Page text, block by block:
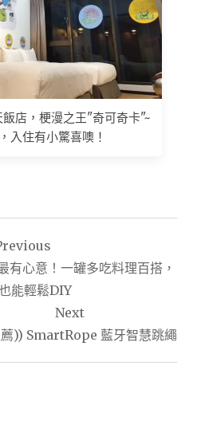
店，梗漫之王"奇可奇卡"~
入住有小驚喜噢！
有心意！一罐多吃料理百搭，
能輕鬆DIY
Next
)) SmartRope 藍牙智慧跳繩